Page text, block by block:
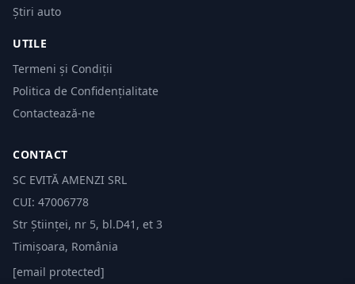
Știri auto
UTILE
Termeni și Condiții
Politica de Confidențialitate
Contactează-ne
CONTACT
SC EVITĂ AMENZI SRL
CUI: 47006778
Str Științei, nr 5, bl.D41, et 3
Timișoara, România
[email protected]